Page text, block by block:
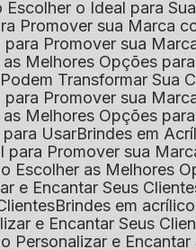
Escolher o Ideal para
Promover sua Marca
para Promover sua
as Melhores Opções
Transformar Sua
para Promover sua
as Melhores Opções
para Usar
Brindes em
para Promover sua
Escolher as Melhores
e Encantar Seus
Brindes em
e Encantar Seus
Personalizar e